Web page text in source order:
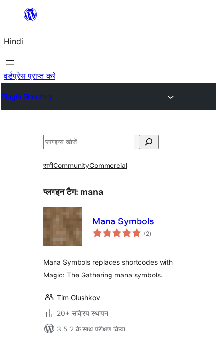
सामग्री
जाएं
Hindi
वर्डप्रेस प्राप्त करें
Plugin Directory
खोजें
सभीCommunityCommercial
प्लगइन टैग: mana
Mana Symbols
(2कुल
दर)
Mana Symbols replaces shortcodes with
Magic: The Gathering mana symbols.
Tim Glushkov
20+ सक्रिय स्थापन
3.5.2 के साथ परीक्षण किया